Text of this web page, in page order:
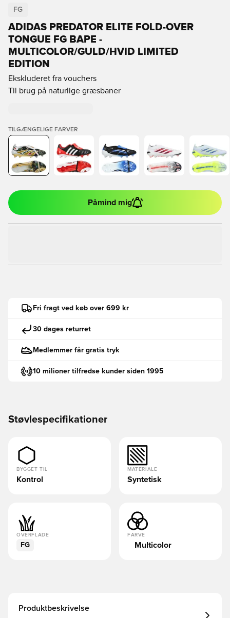
FG
ADIDAS PREDATOR ELITE FOLD-OVER
TONGUE FG BAPE -
MULTICOLOR/GULD/HVID LIMITED
EDITION
Ekskluderet fra vouchers
Til brug på naturlige græsbaner
TILGÆNGELIGE FARVER
Påmind mig
Fri fragt ved køb over 699 kr
30 dages returret
Medlemmer får gratis tryk
10 milioner tilfredse kunder siden 1995
Støvlespecifikationer
BYGGET TIL
Kontrol
MATERIALE
Syntetisk
OVERFLADE
FG
FARVE
Multicolor
Produktbeskrivelse